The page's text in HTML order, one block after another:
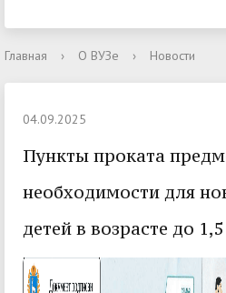
Главная › О ВУЗе › Новости
04.09.2025
Пункты проката
необходимости для
детей в возрасте до